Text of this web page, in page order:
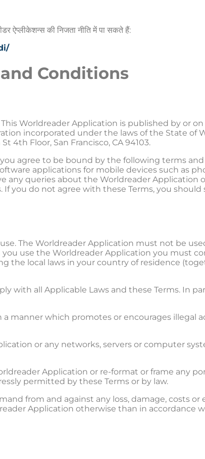
ऐप्‍लीकेशन्‍स की निजता नीति में पा सकते हैं:
Conditions
Worldreader Application is published by or
incorporated under the laws of the State of
4th Floor, San Francisco, CA 94103.
agree to be bound by the following terms and
applications for mobile devices such as
any queries about the Worldreader Application
If you do not agree with these Terms, you
The Worldreader Application must not be
use the Worldreader Application you must
the local laws in your country of residence
with all Applicable Laws and these Terms. In
manner which promotes or encourages illegal
or any networks, servers or computer
Application or re-format or frame any
permitted by these Terms or by law.
from and against any loss, damage, costs
Application otherwise than in accordance